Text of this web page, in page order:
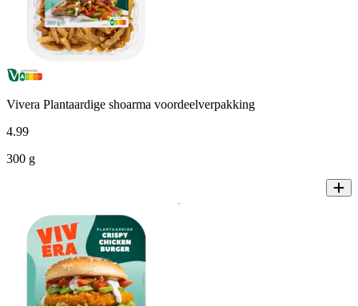
Vivera Plantaardige shoarma voordeelverpakking
4.99
300 g